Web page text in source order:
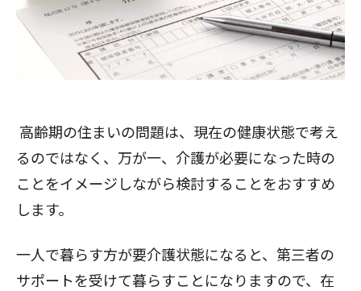
高齢期の住まいの問題は、現在の健康状態で考え
るのではなく、万が一、介護が必要になった時の
ことをイメージしながら検討することをおすすめ
します。
一人で暮らす方が要介護状態になると、第三者の
サポートを受けて暮らすことになりますので、在